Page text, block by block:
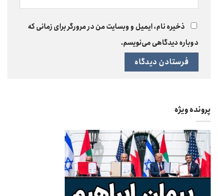
ذخیره نام، ایمیل و وبسایت من در مرورگر برای زمانی که
دوباره دیدگاهی می‌نویسم.
پرونده ویژه